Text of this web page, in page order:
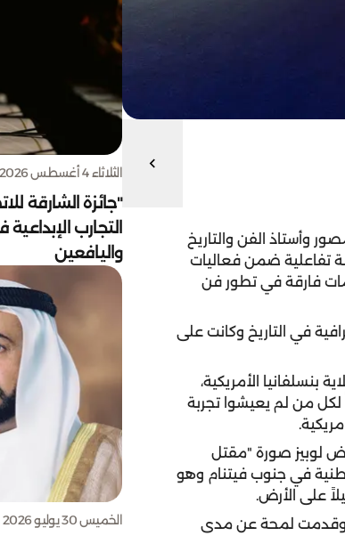
وأستاذ الفن والتاريخ
تفاعلية ضمن فعاليات
فارقة في تطور فن
أول صورة فوتوغرافية في التاريخ وكانت على
الأمريكية،
درساً لكل من لم يعيشوا تجربة
لوبيز صورة "مقتل
في جنوب فيتنام وهو
على الأرض.
وقدمت لمحة عن مدى
الثلاثاء 4 أغسطس 2026
"جائزة الشارقة
التجارب
واليافعين
الخميس 30 يوليو 2026